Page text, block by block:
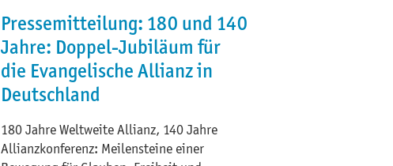
Pressemitteilung: 180 und 140
Jahre: Doppel-Jubiläum für
die Evangelische Allianz in
Deutschland
180 Jahre Weltweite Allianz, 140 Jahre
Allianzkonferenz: Meilensteine einer